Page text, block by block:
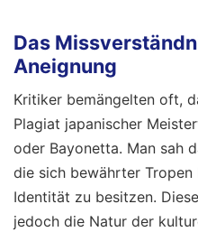
Das
Aneignung
Kritiker bemängelten oft,
Plagiat japanischer
oder Bayonetta. Man sah
die sich bewährter
Identität zu besitzen.
jedoch die Natur der